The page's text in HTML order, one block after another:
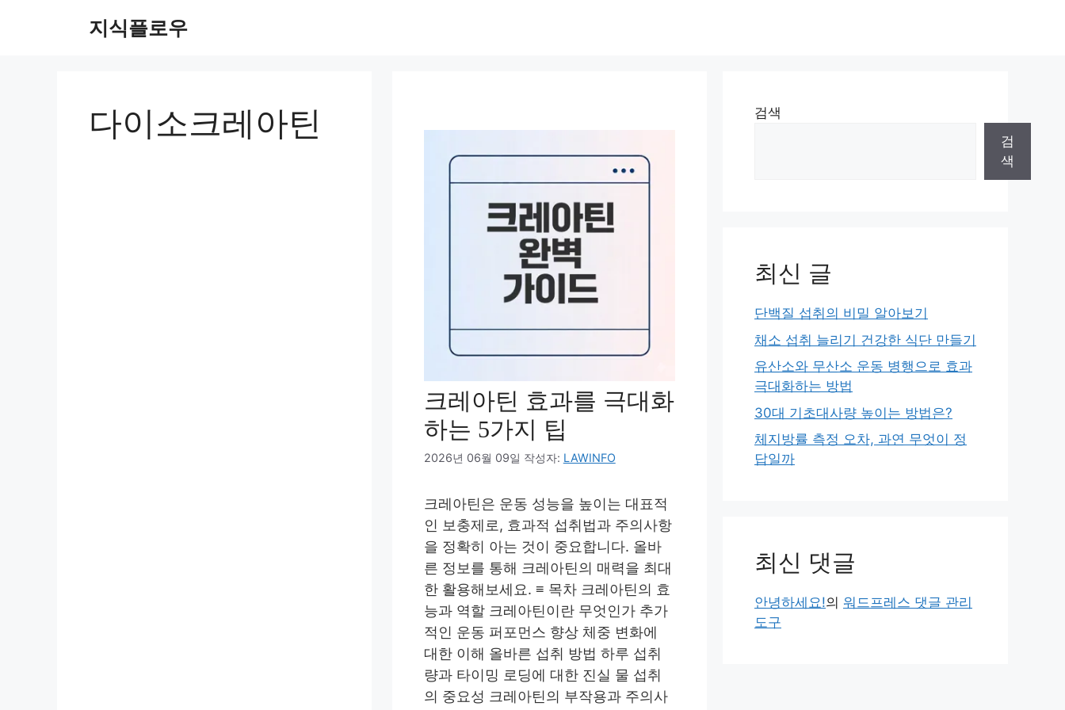
지식플로우
다이소크레아틴
크레아틴 효과를 극대화
하는 5가지 팁
2026년 06월 09일 작성자: LAWINFO
크레아틴은 운동 성능을 높이는 대표적
인 보충제로, 효과적 섭취법과 주의사항
을 정확히 아는 것이 중요합니다. 올바
른 정보를 통해 크레아틴의 매력을 최대
한 활용해보세요. ≡ 목차 크레아틴의 효
능과 역할 크레아틴이란 무엇인가 추가
적인 운동 퍼포먼스 향상 체중 변화에
대한 이해 올바른 섭취 방법 하루 섭취
량과 타이밍 로딩에 대한 진실 물 섭취
의 중요성 크레아틴의 부작용과 주의사
검색
검
색
최신 글
단백질 섭취의 비밀 알아보기
채소 섭취 늘리기 건강한 식단 만들기
유산소와 무산소 운동 병행으로 효과
극대화하는 방법
30대 기초대사량 높이는 방법은?
체지방률 측정 오차, 과연 무엇이 정
답일까
최신 댓글
안녕하세요!의 워드프레스 댓글 관리
도구